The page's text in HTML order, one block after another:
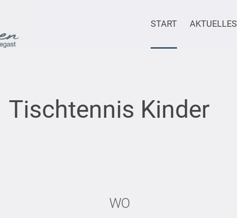
START AKTUELLES
Tischtennis Kinder
WO